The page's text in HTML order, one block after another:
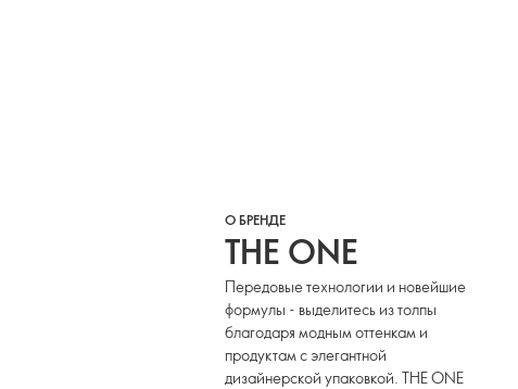
О БРЕНДЕ
THE ONE
Передовые технологии и новейшие
формулы - выделитесь из толпы
благодаря модным оттенкам и
продуктам с элегантной
дизайнерской упаковкой. THE ONE